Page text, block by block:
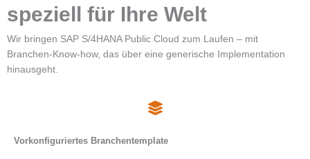
speziell für Ihre Welt
Wir bringen SAP S/4HANA Public Cloud zum Laufen – mit
Branchen-Know-how, das über eine generische Implementation
hinausgeht.
Vorkonfiguriertes Branchentemplate